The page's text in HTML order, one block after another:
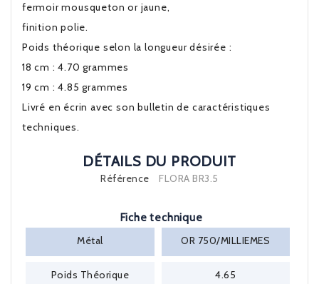
fermoir mousqueton or jaune,
finition polie.
Poids théorique selon la longueur désirée :
18 cm : 4.70 grammes
19 cm : 4.85 grammes
Livré en écrin avec son bulletin de caractéristiques
techniques.
DÉTAILS DU PRODUIT
Référence FLORA BR3.5
Fiche technique
Métal
OR 750/MILLIEMES
Poids Théorique 4.65